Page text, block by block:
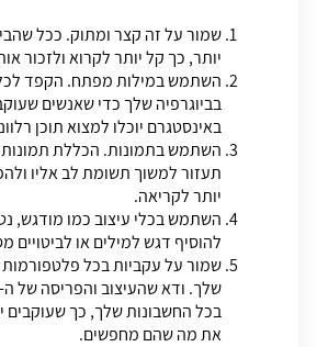
שמור על זה קצר ומתוק. ככל
יותר, כך קל יותר לקרוא ולזכור
השתמש במילות מפתח. הקפד
בביוגרפיה שלך כדי שאנשים
באינסטגרם יוכלו למצוא תוכן
השתמש בתמונות. הכללת
תעזור למשוך תשומת לב אליו
יותר לקריאה.
השתמש בכלי עיצוב כמו מודגש,
להוסיף דגש למילים או לביטויים
שמור על עקביות בכל
בכל החשבונות שלך, כך שעוקבים
את מה שהם מחפשים.